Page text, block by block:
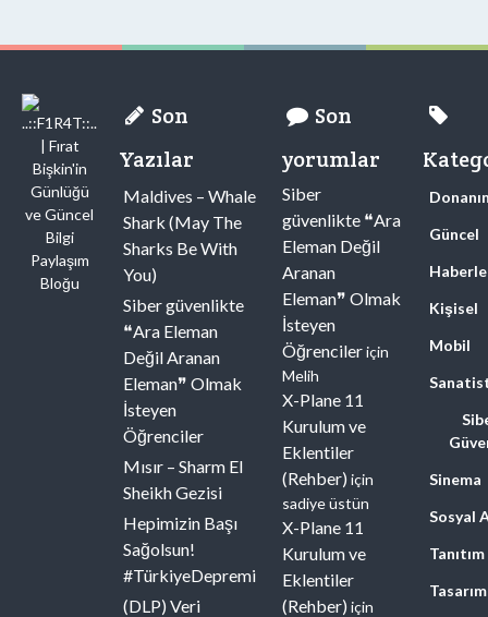
Son
Yazılar
Maldives – Whale
Shark (May The
Sharks Be With
You)
Siber güvenlikte
❝Ara Eleman
Değil Aranan
Eleman❞ Olmak
İsteyen
Öğrenciler
Mısır – Sharm El
Sheikh Gezisi
Hepimizin Başı
Sağolsun!
#TürkiyeDepremi
(DLP) Veri
Son
yorumlar
Siber
güvenlikte ❝Ara
Eleman Değil
Aranan
Eleman❞ Olmak
İsteyen
Öğrencileriçin
Melih
X-Plane 11
Kurulum ve
Eklentiler
(Rehber) için
sadiye üstün
X-Plane 11
Kurulum ve
Eklentiler
(Rehber) için
Güncel
Kişisel
Mobil
Sinema
Sosyal
Tanıtım
Tasarım